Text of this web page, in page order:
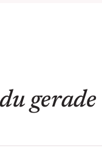
gerade